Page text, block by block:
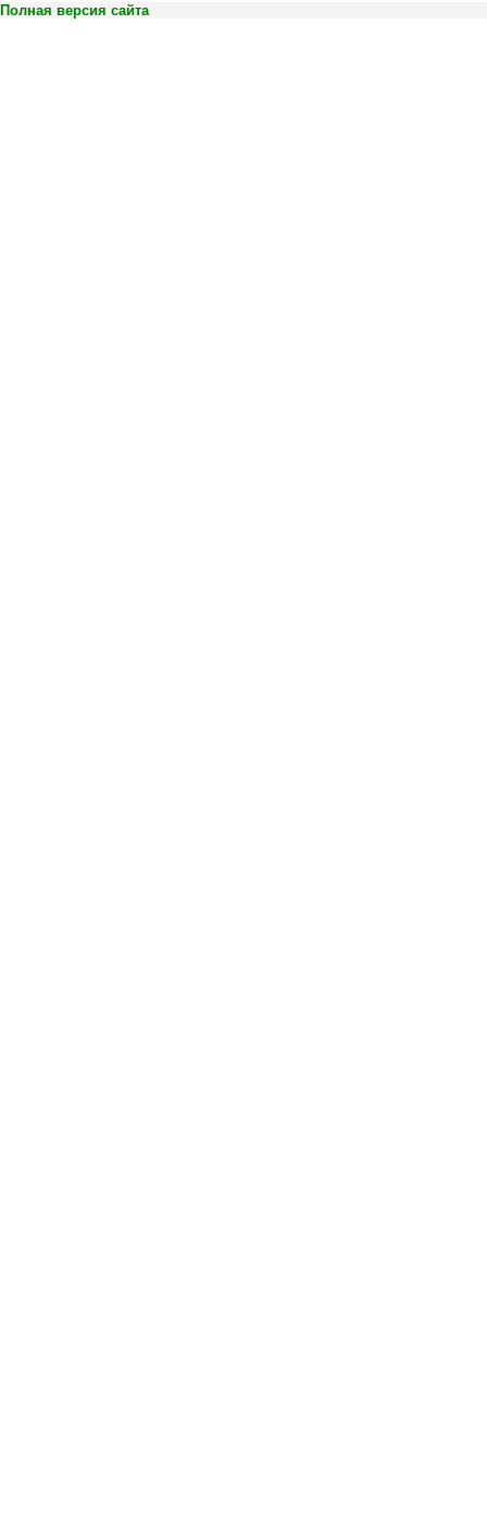
Полная версия сайта